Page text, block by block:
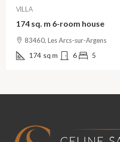
VILLA
174 sq. m 6-room house
83460, Les Arcs-sur-Argens
174 sq m 6 5